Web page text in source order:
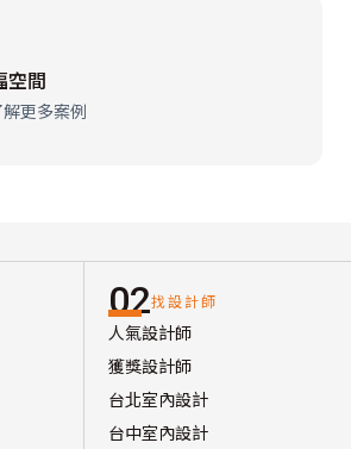
空間
更多案例
02找設計師
人氣設計師
獲獎設計師
台北室內設計
台中室內設計